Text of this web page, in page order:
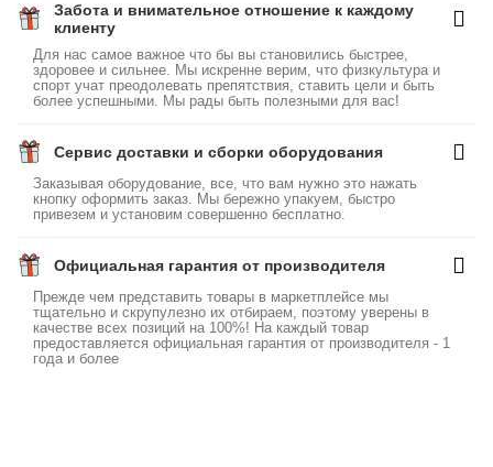
Забота и внимательное отношение к каждому
клиенту
Для нас самое важное что бы вы становились быстрее,
здоровее и сильнее. Мы искренне верим, что физкультура и
спорт учат преодолевать препятствия, ставить цели и быть
более успешными. Мы рады быть полезными для вас!
Сервис доставки и сборки оборудования
Заказывая оборудование, все, что вам нужно это нажать
кнопку оформить заказ. Мы бережно упакуем, быстро
привезем и установим совершенно бесплатно.
Официальная гарантия от производителя
Прежде чем представить товары в маркетплейсе мы
тщательно и скрупулезно их отбираем, поэтому уверены в
качестве всех позиций на 100%! На каждый товар
предоставляется официальная гарантия от производителя - 1
года и более